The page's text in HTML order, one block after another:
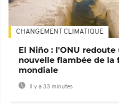
CHANGEMENT CLIMATIQUE
El Niño : l'ONU redoute
nouvelle flambée de la
mondiale
Il y a 33 minutes